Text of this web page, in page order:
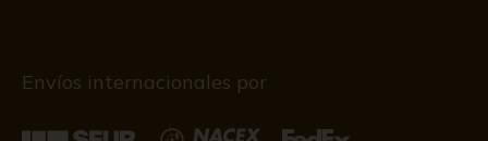
Envíos internacionales por